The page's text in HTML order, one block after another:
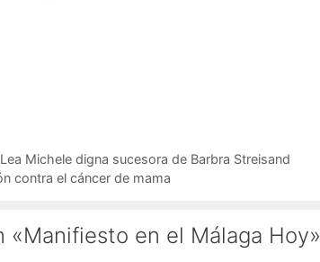
Michele digna sucesora de Barbra Streisand
contra el cáncer de mama
«Manifiesto en el Málaga Hoy»